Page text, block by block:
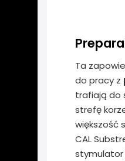
Ta
do pracy z
trafiają do
strefę
większość
CAL
stymulator